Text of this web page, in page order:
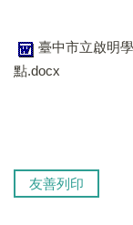
復健組
臺中市立啟明
點.docx
友善列印